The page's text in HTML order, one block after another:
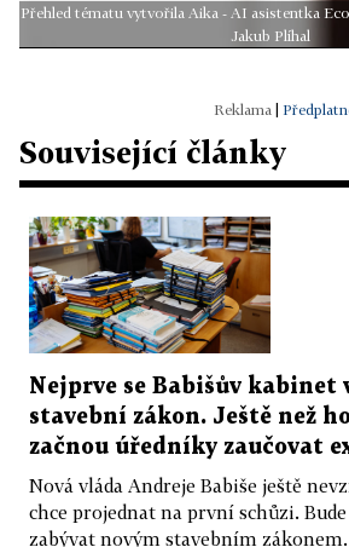
Přehled tématu vytvořila Aika - AI asistentka
Jakub Plíhal
Související články
Nejprve se Babišův kabinet
stavební zákon. Ještě než
začnou úředníky zaučovat
Nová vláda Andreje Babiše ještě
chce projednat na první schůzi.
zabývat novým stavebním zákonem.